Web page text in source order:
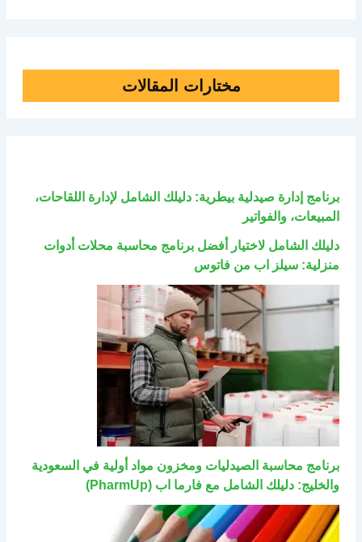
مختارات المقالات
برنامج إدارة صيدلية بيطرية: دليلك الشامل لإدارة اللقاحات،
المبيعات، والفواتير
دليلك الشامل لاختيار أفضل برنامج محاسبة محلات أدوات
منزلية: سيلز اب من فاتوس
برنامج محاسبة الصيدليات ومخزون مواد أولية في السعودية
والخليج: دليلك الشامل مع فارما اب (PharmUp)